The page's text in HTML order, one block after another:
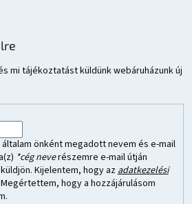
mi tájékoztatást küldünk webáruházunk új
önként megadott nevem és e-mail
*cég neverészemre e-mail útján
Kijelentem, hogy az adatkezelési
hogy a hozzájárulásom